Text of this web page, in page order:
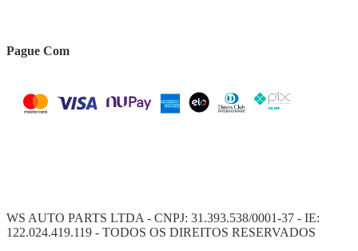
Pague Com
WS AUTO PARTS LTDA - CNPJ: 31.393.538/0001-37 - IE:
122.024.419.119 - TODOS OS DIREITOS RESERVADOS